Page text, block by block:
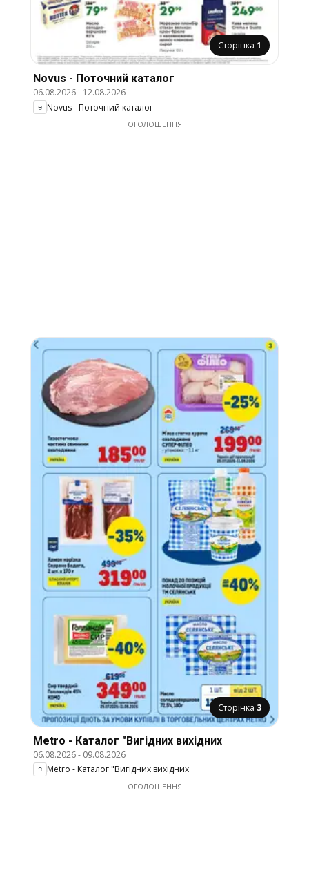
Сторінка 1
Novus - Поточний каталог
06.08.2026- 12.08.2026
Novus - Поточний каталог
ОГОЛОШЕННЯ
Сторінка 3
Metro - Каталог "Вигідних вихідних
06.08.2026- 09.08.2026
Metro - Каталог "Вигідних вихідних
ОГОЛОШЕННЯ